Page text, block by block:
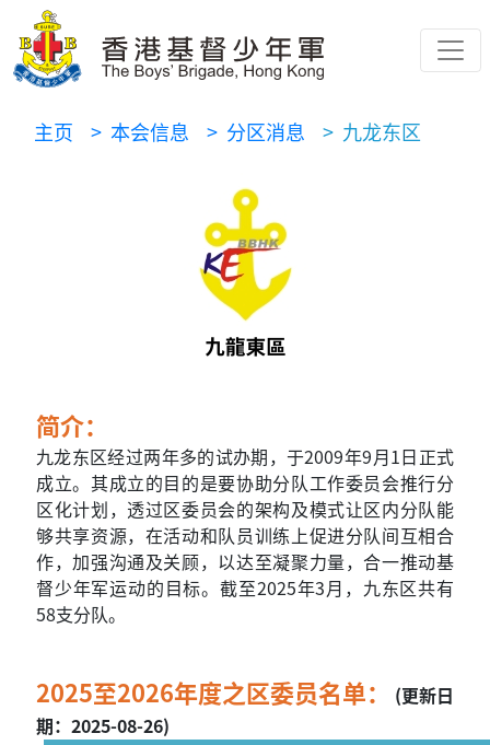
主页 > 本会信息 > 分区消息 > 九龙东区
简介：
九龙东区经过两年多的试办期，于2009年9月1日正式
成立。其成立的目的是要协助分队工作委员会推行分
区化计划，透过区委员会的架构及模式让区内分队能
够共享资源，在活动和队员训练上促进分队间互相合
作，加强沟通及关顾，以达至凝聚力量，合一推动基
督少年军运动的目标。截至2025年3月，九东区共有
58支分队。
2025至2026年度之区委员名单：
(更新日
期：2025-08-26)